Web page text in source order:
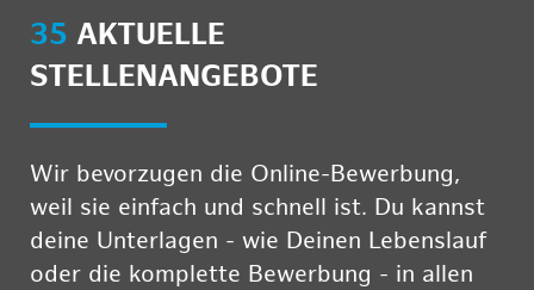
35 AKTUELLE
STELLENANGEBOTE
Wir bevorzugen die Online-Bewerbung,
weil sie einfach und schnell ist. Du kannst
deine Unterlagen - wie Deinen Lebenslauf
oder die komplette Bewerbung - in allen